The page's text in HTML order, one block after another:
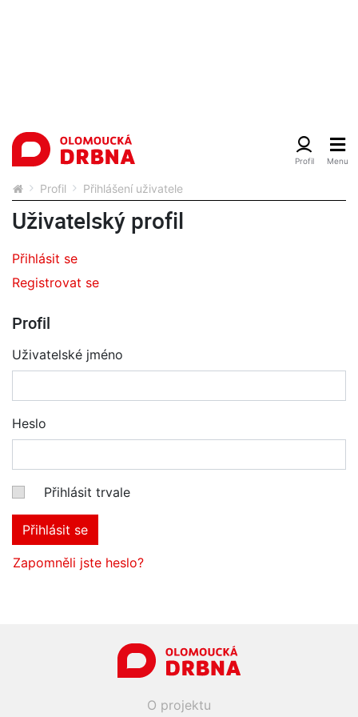
Profil Přihlášení uživatele
Uživatelský profil
Přihlásit se
Registrovat se
Profil
Uživatelské jméno
Heslo
Přihlásit trvale
Přihlásit se
Zapomněli jste heslo?
O projektu